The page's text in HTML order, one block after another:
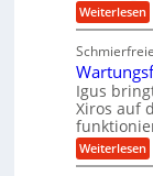
b
u
n
g
e
n
b
b
w
e
g
u
n
g
e
n
v
e
n
d
a
s
c
h
i
r
k
z
e
u
g
k
r
e
i
s
Weiterlesen:
K
g
e
l
s
c
h
i
e
Igus
Xiros auf
Weiterlesen: